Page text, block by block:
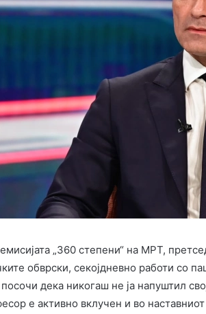
емисијата „360 степени“ на МРТ,
обврски, секојдневно работи со
дека никогаш не ја напуштил
е активно вклучен и во